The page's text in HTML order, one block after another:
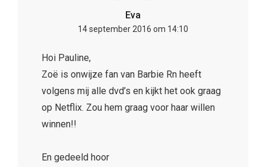
Eva
14 september 2016 om 14:10
Hoi Pauline,
Zoë is onwijze fan van Barbie Rn heeft
volgens mij alle dvd’s en kijkt het ook graag
op Netflix. Zou hem graag voor haar willen
winnen!!
En gedeeld hoor